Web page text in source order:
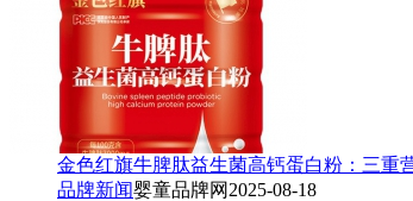
金色红旗牛脾肽益生菌高钙蛋白粉：三重
品牌新闻婴童品牌网 2025-08-18